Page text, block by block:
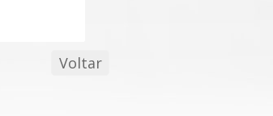
Voltar